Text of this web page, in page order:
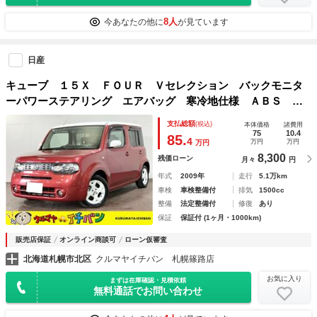
今あなたの他に8人が見ています
日産
キューブ １５Ｘ ＦＯＵＲ Ｖセレクション バックモニタ
ーパワーステアリング エアバッグ 寒冷地仕様 ＡＢＳ Ｄ
ＶＤ再生 ナビＴＶ 盗難防止システム メモリーナビ エア
コン キーレスエントリースマートキー＆プッシュスタート
ワンセグテレビ４ＷＤ
支払総額(税込)
85.4 万円
本体価格
75
万円
諸費用
10.4
万円
残価ローン 月々 8,300 円
年式 2009年 走行
5.1万km
車検
車検整備付 排気
1500cc
整備
法定整備付 修復
あり
保証
保証付 (1ヶ月・1000km)
販売店保証 オンライン商談可 ローン仮審査
北海道札幌市北区 クルマヤイチバン 札幌篠路店
まずは在庫確認・見積依頼
無料通話でお問い合わせ
お気に入り